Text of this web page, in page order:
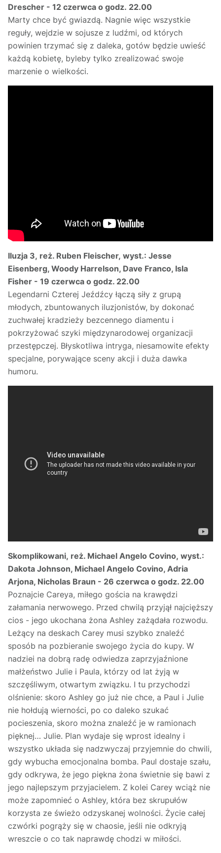
Drescher - 12 czerwca o godz. 22.00
Marty chce być gwiazdą. Nagnie więc wszystkie
reguły, wejdzie w sojusze z ludźmi, od których
powinien trzymać się z daleka, gotów będzie uwieść
każdą kobietę, byleby tylko zrealizować swoje
marzenie o wielkości.
Iluzja 3, reż. Ruben Fleischer, wyst.: Jesse
Eisenberg, Woody Harrelson, Dave Franco, Isla
Fisher - 19 czerwca o godz. 22.00
Legendarni Czterej Jeźdźcy łączą siły z grupą
młodych, zbuntowanych iluzjonistów, by dokonać
zuchwałej kradzieży bezcennego diamentu i
pokrzyżować szyki międzynarodowej organizacji
przestępczej. Błyskotliwa intryga, niesamowite efekty
specjalne, porywające sceny akcji i duża dawka
humoru.
Skomplikowani, reż. Michael Angelo Covino, wyst.:
Dakota Johnson, Michael Angelo Covino, Adria
Arjona, Nicholas Braun - 26 czerwca o godz. 22.00
Poznajcie Careya, miłego gościa na krawędzi
załamania nerwowego. Przed chwilą przyjął najcięższy
cios - jego ukochana żona Ashley zażądała rozwodu.
Leżący na deskach Carey musi szybko znaleźć
sposób na pozbieranie swojego życia do kupy. W
nadziei na dobrą radę odwiedza zaprzyjaźnione
małżeństwo Julie i Paula, którzy od lat żyją w
szczęśliwym, otwartym związku. I tu przychodzi
olśnienie: skoro Ashley go już nie chce, a Paul i Julie
nie hołdują wierności, po co daleko szukać
pocieszenia, skoro można znaleźć je w ramionach
pięknej… Julie. Plan wydaje się wprost idealny i
wszystko układa się nadzwyczaj przyjemnie do chwili,
gdy wybucha emocjonalna bomba. Paul dostaje szału,
gdy odkrywa, że jego piękna żona świetnie się bawi z
jego najlepszym przyjacielem. Z kolei Carey wciąż nie
może zapomnieć o Ashley, która bez skrupułów
korzysta ze świeżo odzyskanej wolności. Życie całej
czwórki pogrąży się w chaosie, jeśli nie odkryją
wreszcie o co tak naprawdę chodzi w miłości.